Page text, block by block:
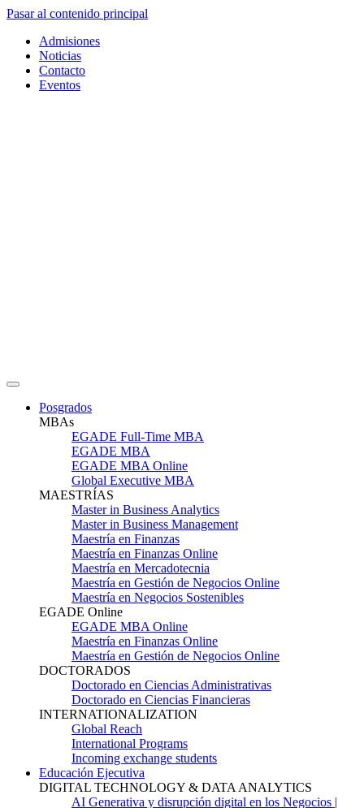
Pasar al contenido principal
Admisiones
Noticias
Contacto
Eventos
Posgrados
MBAs
EGADE Full-Time MBA
EGADE MBA
EGADE MBA Online
Global Executive MBA
MAESTRÍAS
Master in Business Analytics
Master in Business Management
Maestría en Finanzas
Maestría en Finanzas Online
Maestría en Mercadotecnia
Maestría en Gestión de Negocios Online
Maestría en Negocios Sostenibles
EGADE Online
EGADE MBA Online
Maestría en Finanzas Online
Maestría en Gestión de Negocios Online
DOCTORADOS
Doctorado en Ciencias Administrativas
Doctorado en Ciencias Financieras
INTERNATIONALIZATION
Global Reach
International Programs
Incoming exchange students
Educación Ejecutiva
DIGITAL TECHNOLOGY & DATA ANALYTICS
AI Generativa y disrupción digital en los Negocios |